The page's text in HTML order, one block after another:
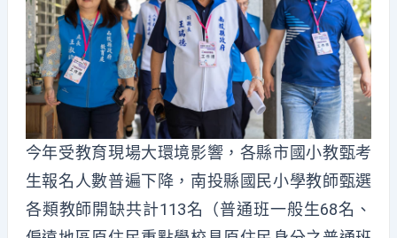
今年受教育現場大環境影響，各縣市國小教甄考
生報名人數普遍下降，南投縣國民小學教師甄選
各類教師開缺共計113名（普通班一般生68名、